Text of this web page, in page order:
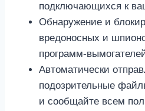
подключающихся к
Обнаружение и
вредоносных и
программ-
Автоматически
подозрительные
и сообщайте всем